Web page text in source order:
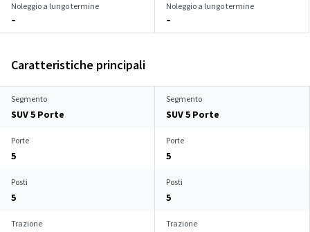
Noleggio a lungo termine
–
Noleggio a lungo termine
–
Caratteristiche principali
Segmento
SUV 5 Porte
Segmento
SUV 5 Porte
Porte
5
Porte
5
Posti
5
Posti
5
Trazione Trazione